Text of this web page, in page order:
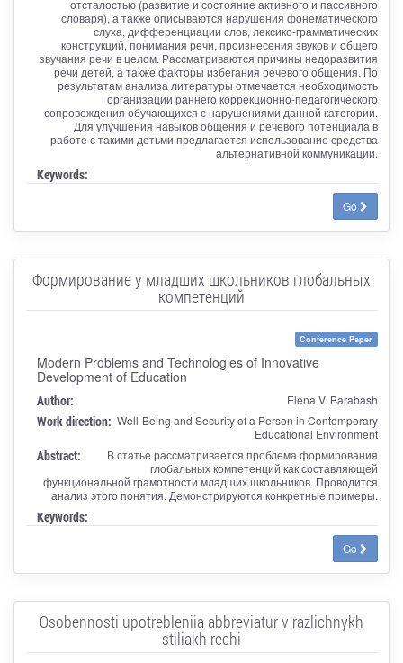
отсталостью (развитие и состояние активного и пассивного
словаря), а также описываются нарушения фонематического
слуха, дифференциации слов, лексико-грамматических
конструкций, понимания речи, произнесения звуков и общего
звучания речи в целом. Рассматриваются причины недоразвития
речи детей, а также факторы избегания речевого общения. По
результатам анализа литературы отмечается необходимость
организации раннего коррекционно-педагогического
сопровождения обучающихся с нарушениями данной категории.
Для улучшения навыков общения и речевого потенциала в
работе с такими детьми предлагается использование средства
альтернативной коммуникации.
Keywords:
Go
Формирование у младших школьников глобальных
компетенций
Conference Paper
Modern Problems and Technologies of Innovative
Development of Education
Author: Elena V. Barabash
Work direction: Well-Being and Security of a Person in Contemporary
Educational Environment
Abstract:
В статье рассматривается проблема формирования
глобальных компетенций как составляющей
функциональной грамотности младших школьников. Проводится
анализ этого понятия. Демонстрируются конкретные примеры.
Keywords:
Go
Osobennosti upotrebleniia abbreviatur v razlichnykh
stiliakh rechi